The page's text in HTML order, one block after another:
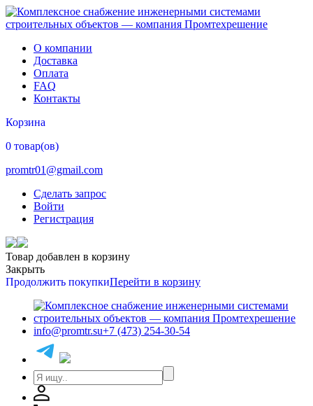
О компании
Доставка
Оплата
FAQ
Контакты
Корзина
0 товар(ов)
promtr01@gmail.com
Сделать запрос
Войти
Регистрация
Товар добавлен в корзину
Закрыть
Продолжить покупкиПерейти в корзину
info@promtr.su+7 (473) 254-30-54